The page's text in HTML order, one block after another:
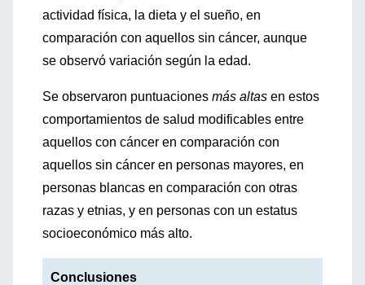
actividad física, la dieta y el sueño, en
comparación con aquellos sin cáncer, aunque
se observó variación según la edad.
Se observaron puntuaciones más altas en estos
comportamientos de salud modificables entre
aquellos con cáncer en comparación con
aquellos sin cáncer en personas mayores, en
personas blancas en comparación con otras
razas y etnias, y en personas con un estatus
socioeconómico más alto.
Conclusiones